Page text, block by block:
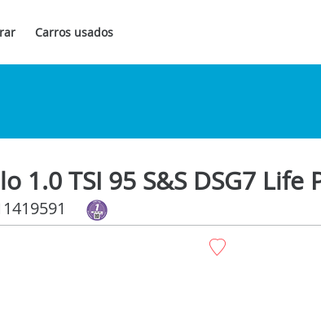
Carros usados
1.0 TSI 95 S&S DSG7 Life